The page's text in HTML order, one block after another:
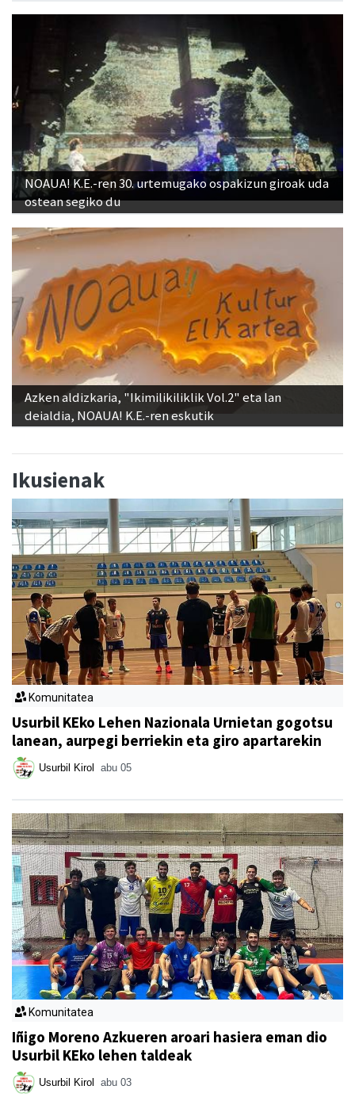
NOAUA! K.E.-ren 30. urtemugako ospakizun giroak uda
ostean segiko du
Azken aldizkaria, "Ikimilikiliklik Vol.2" eta lan
deialdia, NOAUA! K.E.-ren eskutik
Ikusienak
Komunitatea
Usurbil KEko Lehen Nazionala Urnietan gogotsu
lanean, aurpegi berriekin eta giro apartarekin
Usurbil Kirol abu 05
Komunitatea
Iñigo Moreno Azkueren aroari hasiera eman dio
Usurbil KEko lehen taldeak
Usurbil Kirol abu 03